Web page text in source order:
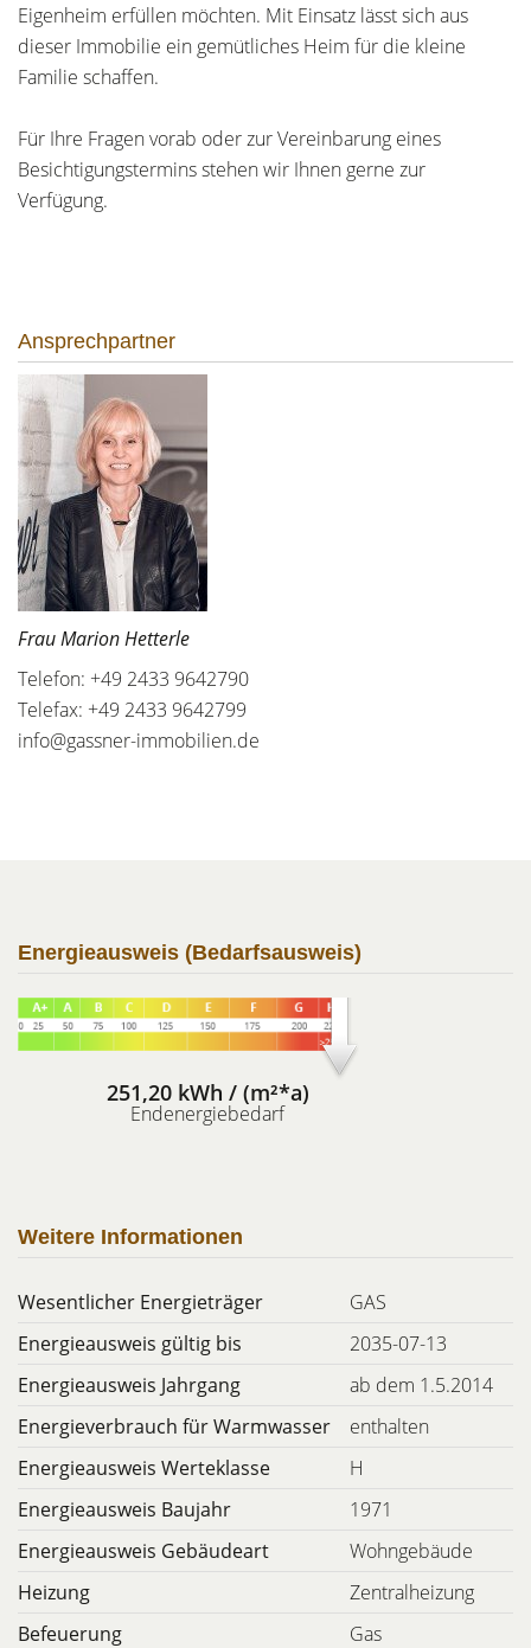
Eigenheim erfüllen möchten. Mit Einsatz lässt sich aus
dieser Immobilie ein gemütliches Heim für die kleine
Familie schaffen.
Für Ihre Fragen vorab oder zur Vereinbarung eines
Besichtigungstermins stehen wir Ihnen gerne zur
Verfügung.
Ansprechpartner
Frau Marion Hetterle
Telefon: +49 2433 9642790
Telefax: +49 2433 9642799
info@gassner-immobilien.de
Energieausweis (Bedarfsausweis)
251,20 kWh / (m²*a)
Endenergiebedarf
Weitere Informationen
Wesentlicher Energieträger
GAS
Energieausweis gültig bis
2035-07-13
Energieausweis Jahrgang
ab dem 1.5.2014
Energieverbrauch für Warmwasser
enthalten
Energieausweis Werteklasse
H
Energieausweis Baujahr
1971
Energieausweis Gebäudeart
Wohngebäude
Heizung
Zentralheizung
Befeuerung
Gas